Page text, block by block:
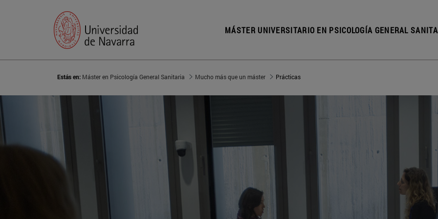
MÁSTER UNIVERSITARIO EN PSICOLOGÍA GENERAL
Estás en: Máster en Psicología General Sanitaria Mucho más que un máster Prácticas